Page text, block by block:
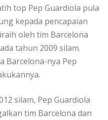
top Pep Guardiola pula
kepada pencapaian
oleh tim Barcelona
tahun 2009 silam.
Barcelona-nya Pep
silam, Pep Guardiola
tim Barcelona dan